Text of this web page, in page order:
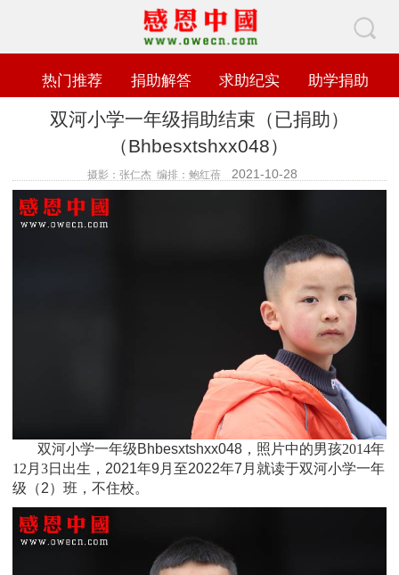
热门推荐 捐助解答 求助纪实 助学捐助
双河小学一年级捐助结束（已捐助）
（Bhbesxtshxx048）
摄影：张仁杰 编排：鲍红蓓 2021-10-28
查看数
双河小学一年级Bhbesxtshxx048，照片中的男孩2014年
12月3日 出生， 2021年9月至2022年7月就读于双河小学一年
级 （2）班 ，不住校。